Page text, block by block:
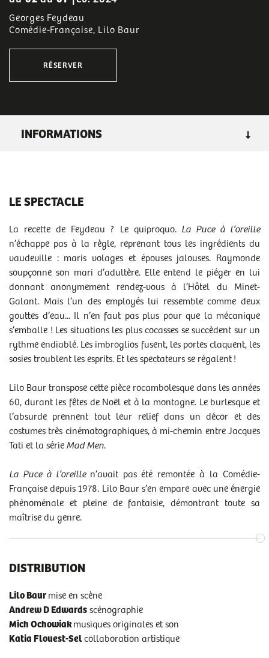
Georges Feydeau
Comédie-Française, Lilo Baur
RÉSERVER
INFORMATIONS
DURÉE :2h10
TARIF C :de 10 € à 38 €
RENDEZ-VOUS
ven 02/02/2024
- 20h00
sam 03/02/2024 - 18h00
dim 04/02/2024 - 15h30
mar 06/02/2024- 20h00
mer 07/02/2024- 20h00
Autour du spectacle
mardi 6 février
DOSSIER DE PRESSE « LA PUCE À L'OREILLE »
PROGRAMME DE SALLE « LA PUCE À L'OREILLE »
LE SPECTACLE
La recette de Feydeau ? Le quiproquo.La Puce à l’oreille
n’échappe pas à la règle, reprenant tous les ingrédients du
vaudeville : maris volages et épouses jalouses. Raymonde
soupçonne son mari d’adultère. Elle entend le piéger en lui
donnant anonymement rendez-vous à l’Hôtel du Minet-
Galant. Mais l’un des employés lui ressemble comme deux
gouttes d’eau... Il n’en faut pas plus pour que la mécanique
s’emballe ! Les situations les plus cocasses se succèdent sur un
rythme endiablé. Les imbroglios fusent, les portes claquent, les
sosies troublent les esprits. Et les spectateurs se régalent !
Lilo Baur transpose cette pièce rocambolesque dans les années
60, durant les fêtes de Noël et à la montagne. Le burlesque et
l’absurde prennent tout leur relief dans un décor et des
costumes très cinématographiques, à mi-chemin entre Jacques
Tati et la série Mad Men.
La Puce à l’oreille n’avait pas été remontée à la Comédie-
Française depuis 1978. Lilo Baur s’en empare avec une énergie
phénoménale et pleine de fantaisie, démontrant toute sa
maîtrise du genre.
DISTRIBUTION
Lilo Baurmise en scène
Andrew D Edwards scénographie
Mich Ochowiakmusiques originales et son
Katia Flouest-Selcollaboration artistique